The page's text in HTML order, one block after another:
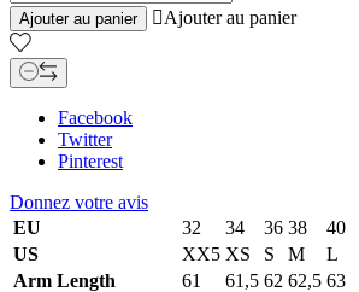
Ajouter au panier Ajouter au panier
Facebook
Twitter
Pinterest
Donnez votre avis
EU
32 34 36 38 40
US
XX5 XS S M L
Arm Length
61 61,5 62 62,5 63